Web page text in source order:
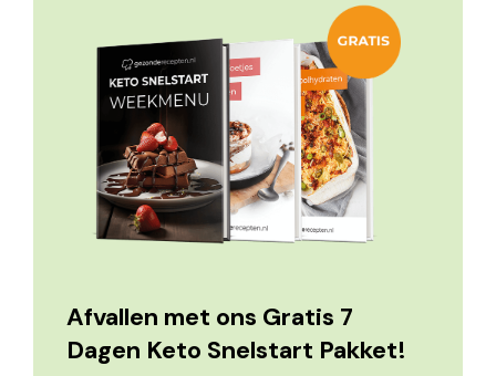
Afvallen met ons Gratis 7
Dagen Keto Snelstart Pakket!